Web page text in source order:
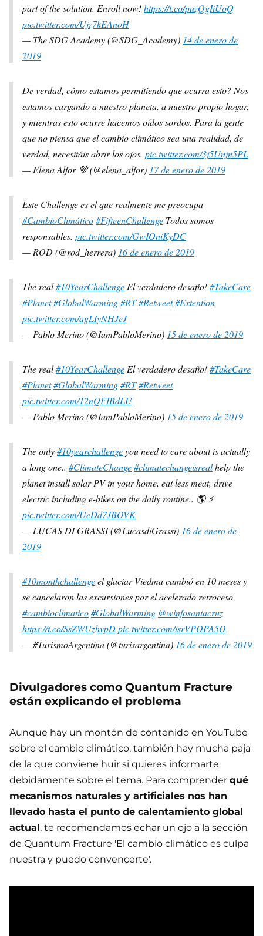
part of the solution. Enroll now!https://t.co/puzQgIiUoQ
pic.twitter.com/Ujz7kEAnoH
— The SDG Academy (@SDG_Academy) 14 de enero de
2019
De verdad, cómo estamos permitiendo que ocurra esto? Nos
estamos cargando a nuestro planeta, a nuestro propio hogar,
y mientras esto ocurre hacemos oídos sordos. Para la gente
que no piensa que el cambio climático sea una realidad, de
verdad, necesitáis abrir los ojos. pic.twitter.com/3j5Unjn5PL
— Elena Alfor 💜 (@elena_alfor) 17 de enero de 2019
Este Challenge es el que realmente me preocupa
#CambioClimático#FifteenChallenge Todos somos
responsables. pic.twitter.com/GwIOniKyDC
— ROD (@rod_herrera) 16 de enero de 2019
The real#10YearChallenge El verdadero desafío!#TakeCare
#Planet#GlobalWarming#RT#Retweet#Extention
pic.twitter.com/agLIyNHJeJ
— Pablo Merino (@IamPabloMerino) 15 de enero de 2019
The real#10YearChallenge El verdadero desafío!#TakeCare
#Planet#GlobalWarming#RT#Retweet
pic.twitter.com/12nQFIBdLU
— Pablo Merino (@IamPabloMerino) 15 de enero de 2019
The only#10yearchallengeyou need to care about is actually
a long one.. #ClimateChange#climatechangeisrealhelp the
planet install solar PV in your home, eat less meat, drive
electric including e-bikes on the daily routine.. 🌎 ⚡️
pic.twitter.com/UeDd7JBOVK
— LUCAS DI GRASSI (@LucasdiGrassi) 16 de enero de
2019
#10monthchallengeel glaciar Viedma cambió en 10 meses y
se cancelaron las excursiones por el acelerado retroceso
#cambioclimatico#GlobalWarming @winfosantacruz
https://t.co/SsZWUzhvpDpic.twitter.com/isrVPOPA5O
— #TurismoArgentina (@turisargentina) 16 de enero de 2019
Divulgadores como Quantum Fracture
están explicando el problema
Aunque hay un montón de contenido en YouTube
sobre el cambio climático, también hay mucha paja
de la que conviene huir si quieres informarte
debidamente sobre el tema. Para comprender qué
mecanismos naturales y artificiales nos han
llevado hasta el punto de calentamiento global
actual, te recomendamos echar un ojo a la sección
de Quantum Fracture 'El cambio climático es culpa
nuestra y puedo convencerte'.